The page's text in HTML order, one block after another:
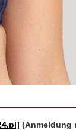
(Anmeldung